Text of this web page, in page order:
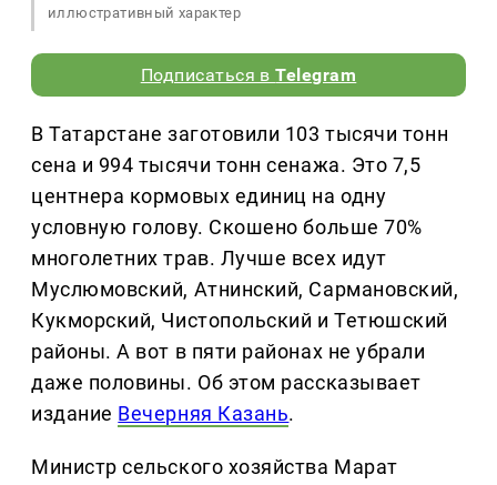
иллюстративный характер
Подписаться вTelegram
В Татарстане заготовили 103 тысячи тонн
сена и 994 тысячи тонн сенажа. Это 7,5
центнера кормовых единиц на одну
условную голову. Скошено больше 70%
многолетних трав. Лучше всех идут
Муслюмовский, Атнинский, Сармановский,
Кукморский, Чистопольский и Тетюшский
районы. А вот в пяти районах не убрали
даже половины. Об этом рассказывает
издание Вечерняя Казань.
Министр сельского хозяйства Марат